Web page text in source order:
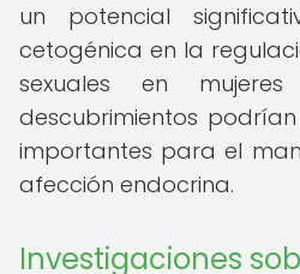
un potencial
cetogénica en la
sexuales en
descubrimientos
importantes para el
afección endocrina.
Investigaciones